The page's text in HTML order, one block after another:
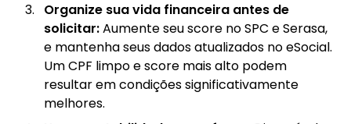
Organize sua vida financeira antes de
solicitar:Aumente seu score no SPC e Serasa,
e mantenha seus dados atualizados no eSocial.
Um CPF limpo e score mais alto podem
resultar em condições significativamente
melhores.